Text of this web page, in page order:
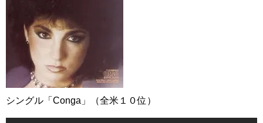
シングル「Conga」（全米１０位）